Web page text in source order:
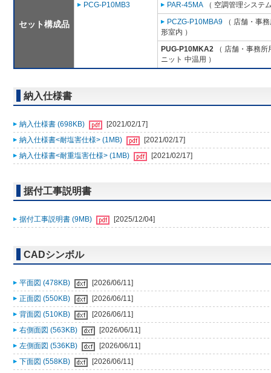
セット構成品
PCG-P10MB3
PAR-45MA （ 空調管理システ
PCZG-P10MBA9 （ 店舗・事
形室内 ）
PUG-P10MKA2 （ 店舗・事務
ニット 中温用 ）
納入仕様書
納入仕様書 (698KB)
[2021/02/17]
納入仕様書<耐塩害仕様> (1MB)
[2021/02/17]
納入仕様書<耐重塩害仕様> (1MB)
[2021/02/17]
据付工事説明書
据付工事説明書 (9MB) [2025/12/04]
CADシンボル
平面図 (478KB)
[2026/06/11]
正面図 (550KB)
[2026/06/11]
背面図 (510KB)
[2026/06/11]
右側面図 (563KB)
[2026/06/11]
左側面図 (536KB)
[2026/06/11]
下面図 (558KB)
[2026/06/11]